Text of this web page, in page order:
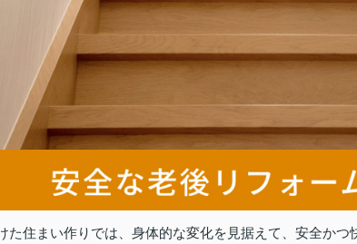
た住まい作りでは、身体的な変化を見据えて、安全かつ